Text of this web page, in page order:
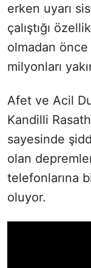
erken uyarı
çalıştığı
olmadan
milyonları
Afet ve Acil
Kandilli
sayesinde
olan
telefonlarına
oluyor.